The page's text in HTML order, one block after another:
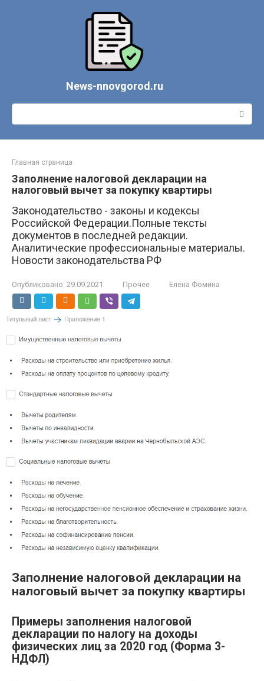
News-nnovgorod.ru
Поиск:
Главная страница
Заполнение налоговой декларации на
налоговый вычет за покупку квартиры
Законодательство - законы и кодексы
Российской Федерации.Полные тексты
документов в последней редакции.
Аналитические профессиональные материалы.
Новости законодательства РФ
Опубликовано: 29.09.2021 Прочее Елена Фомина
Заполнение налоговой декларации на
налоговый вычет за покупку квартиры
Примеры заполнения налоговой
декларации по налогу на доходы
физических лиц за 2020 год (Форма 3-
НДФЛ)